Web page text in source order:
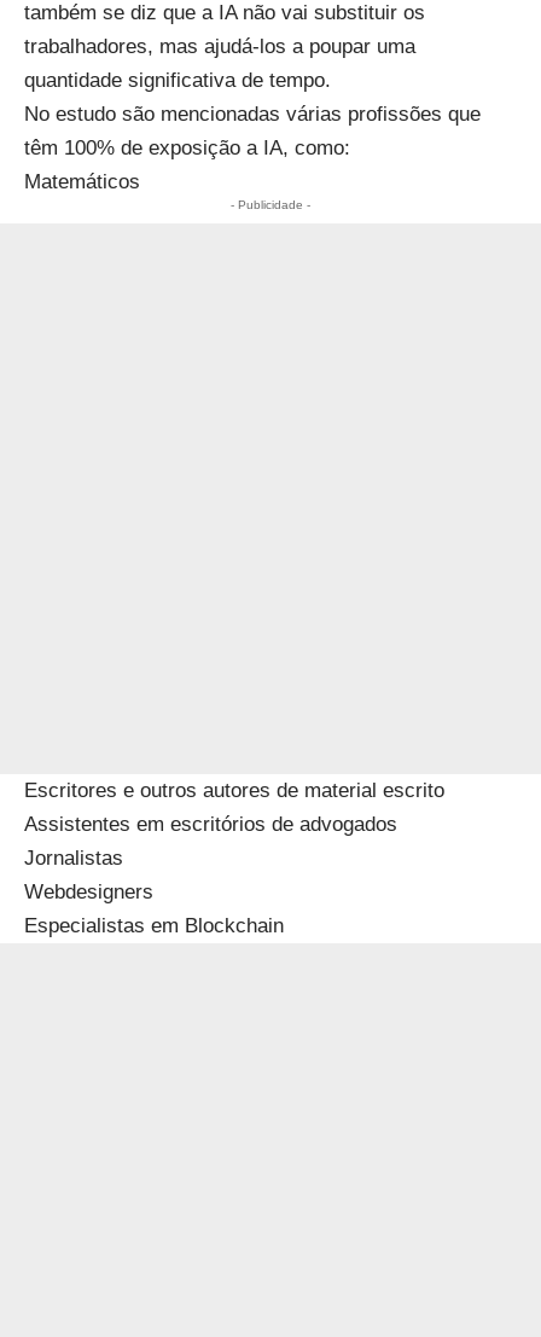
também se diz que a IA não vai substituir os
trabalhadores, mas ajudá-los a poupar uma
quantidade significativa de tempo.
No estudo são mencionadas várias profissões que
têm 100% de exposição a IA, como:
Matemáticos
- Publicidade -
Escritores e outros autores de material escrito
Assistentes em escritórios de advogados
Jornalistas
Webdesigners
Especialistas em Blockchain